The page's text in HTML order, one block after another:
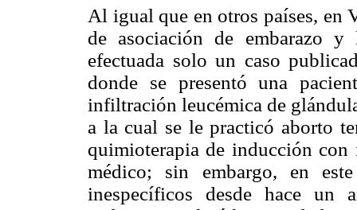
Al igual que en otros países, en
de asociación de embarazo y
efectuada solo un caso
donde se presentó una
infiltración leucémica de
a la cual se le practicó aborto
quimioterapia de inducción
médico; sin embargo, en
inespecíficos desde hace un